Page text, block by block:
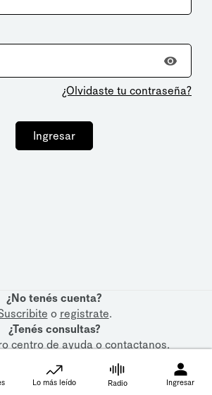
¿Olvidaste tu contraseña?
Ingresar
¿No tenés cuenta?
o registrate.
¿Tenés consultas?
centro de ayudaocontactanos.
Lo más leído Radio Ingresar